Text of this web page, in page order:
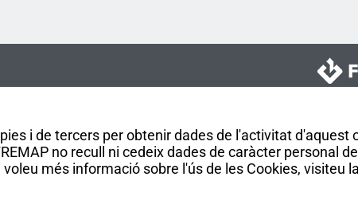
i de tercers per obtenir dades de l'activitat d'aquest
no recull ni cedeix dades de caràcter personal
més informació sobre l'ús de les Cookies, visiteu